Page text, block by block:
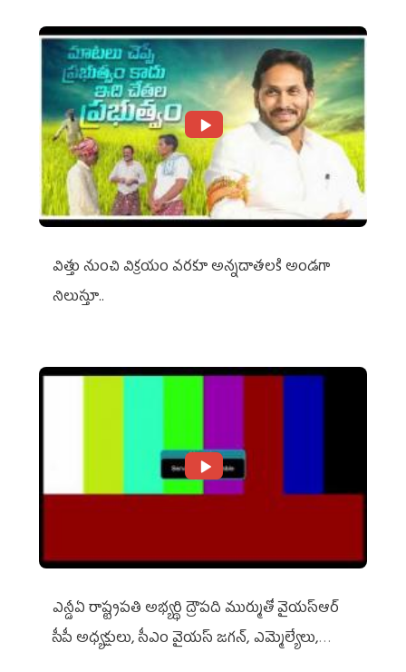
విత్తు నుంచి విక్రయం వరకూ అన్నదాతలకి అండగా
నిలుస్తూ..
ఎన్డీఏ రాష్ట్ర‌ప‌తి అభ్య‌ర్థి ద్రౌప‌ది ముర్ముతో వైయ‌స్ఆర్
సీపీ అధ్య‌క్షులు, సీఎం వైయ‌స్ జ‌గ‌న్, ఎమ్మెల్యేలు,